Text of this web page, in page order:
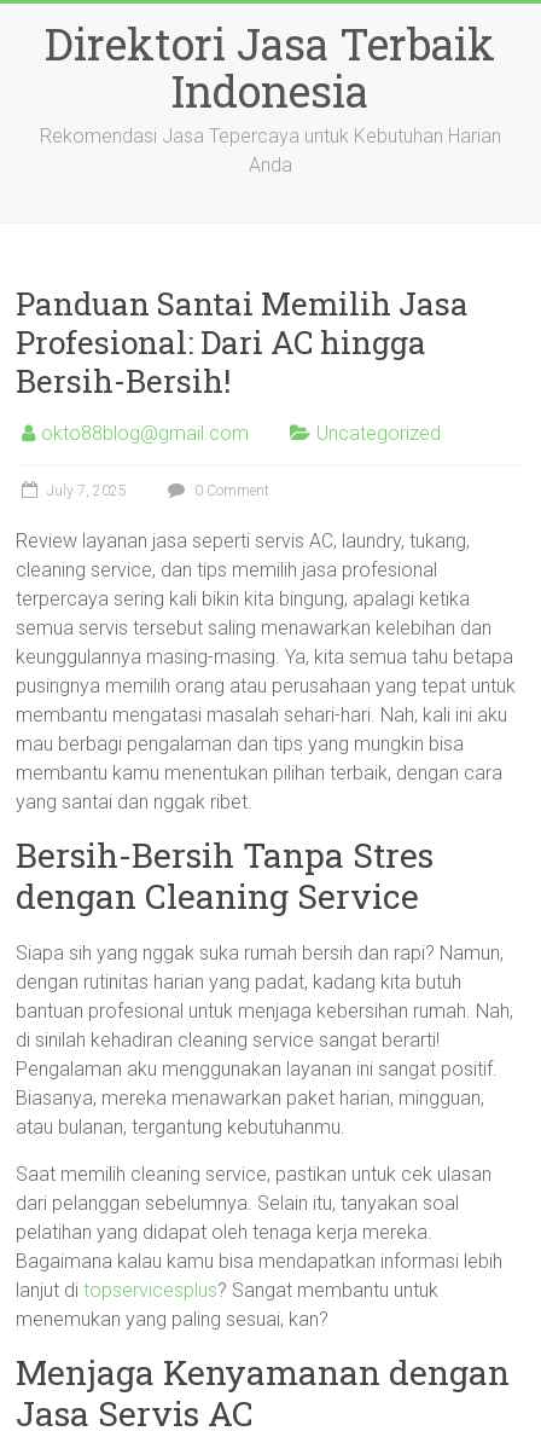
contentDirektori Jasa Terbaik
Indonesia
Rekomendasi Jasa Tepercaya untuk Kebutuhan Harian
Anda
Panduan Santai Memilih Jasa
Profesional: Dari AC hingga
Bersih-Bersih!
okto88blog@gmail.com Uncategorized
July 7, 2025 0 Comment
Review layanan jasa seperti servis AC, laundry, tukang,
cleaning service, dan tips memilih jasa profesional
terpercaya sering kali bikin kita bingung, apalagi ketika
semua servis tersebut saling menawarkan kelebihan dan
keunggulannya masing-masing. Ya, kita semua tahu betapa
pusingnya memilih orang atau perusahaan yang tepat untuk
membantu mengatasi masalah sehari-hari. Nah, kali ini aku
mau berbagi pengalaman dan tips yang mungkin bisa
membantu kamu menentukan pilihan terbaik, dengan cara
yang santai dan nggak ribet.
Bersih-Bersih Tanpa Stres
dengan Cleaning Service
Siapa sih yang nggak suka rumah bersih dan rapi? Namun,
dengan rutinitas harian yang padat, kadang kita butuh
bantuan profesional untuk menjaga kebersihan rumah. Nah,
di sinilah kehadiran cleaning service sangat berarti!
Pengalaman aku menggunakan layanan ini sangat positif.
Biasanya, mereka menawarkan paket harian, mingguan,
atau bulanan, tergantung kebutuhanmu.
Saat memilih cleaning service, pastikan untuk cek ulasan
dari pelanggan sebelumnya. Selain itu, tanyakan soal
pelatihan yang didapat oleh tenaga kerja mereka.
Bagaimana kalau kamu bisa mendapatkan informasi lebih
lanjut ditopservicesplus? Sangat membantu untuk
menemukan yang paling sesuai, kan?
Menjaga Kenyamanan dengan
Jasa Servis AC